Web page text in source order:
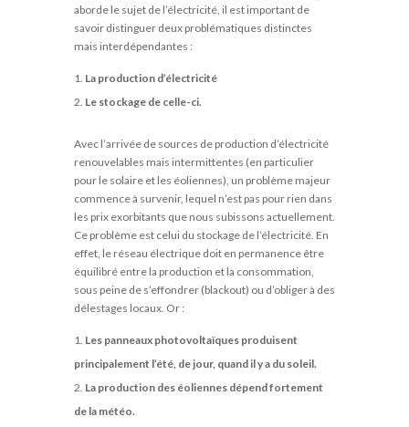
aborde le sujet de l’électricité, il est important de
savoir distinguer deux problématiques distinctes
mais interdépendantes :
La production d’électricité
Le stockage de celle-ci.
Avec l’arrivée de sources de production d’électricité
renouvelables mais intermittentes (en particulier
pour le solaire et les éoliennes), un problème majeur
commence à survenir, lequel n’est pas pour rien dans
les prix exorbitants que nous subissons actuellement.
Ce problème est celui du stockage de l’électricité. En
effet, le réseau électrique doit en permanence être
équilibré entre la production et la consommation,
sous peine de s’effondrer (blackout) ou d’obliger à des
délestages locaux. Or :
Les panneaux photovoltaïques produisent
principalement l’été, de jour, quand il y a du soleil.
La production des éoliennes dépend fortement
de la météo.